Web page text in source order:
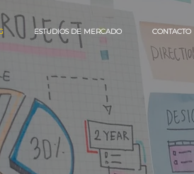
ESTUDIOS DE MERCADO CONTACTO